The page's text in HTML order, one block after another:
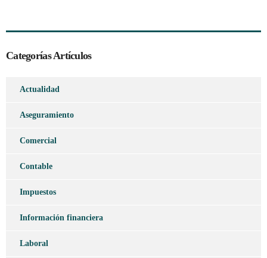
Categorías Artículos
Actualidad
Aseguramiento
Comercial
Contable
Impuestos
Información financiera
Laboral